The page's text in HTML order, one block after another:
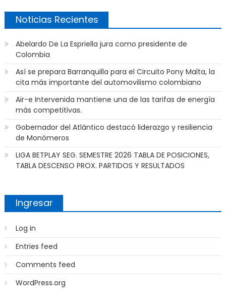
Noticias Recientes
Abelardo De La Espriella jura como presidente de
Colombia
Así se prepara Barranquilla para el Circuito Pony Malta, la
cita más importante del automovilismo colombiano
Air-e Intervenida mantiene una de las tarifas de energía
más competitivas.
Gobernador del Atlántico destacó liderazgo y resiliencia
de Monómeros
LIGA BETPLAY SEG. SEMESTRE 2026 TABLA DE POSICIONES,
TABLA DESCENSO PROX. PARTIDOS Y RESULTADOS
Ingresar
Log in
Entries feed
Comments feed
WordPress.org